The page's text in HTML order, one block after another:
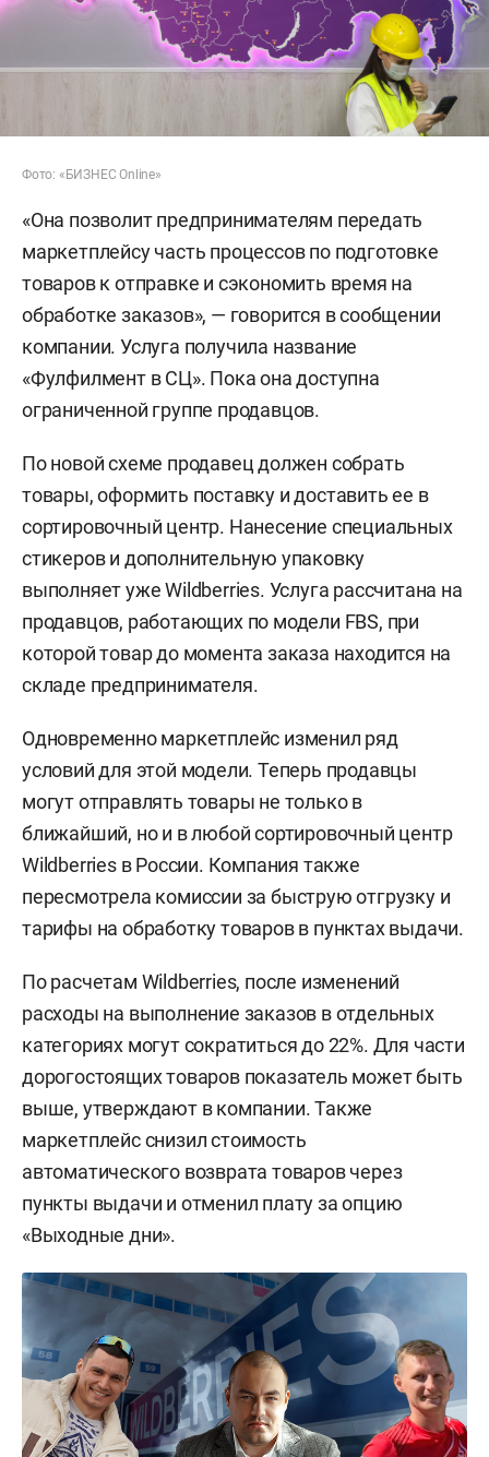
Фото: «БИЗНЕС Online»
«Она позволит предпринимателям передать
маркетплейсу часть процессов по подготовке
товаров к отправке и сэкономить время на
обработке заказов», — говорится в сообщении
компании. Услуга получила название
«Фулфилмент в СЦ». Пока она доступна
ограниченной группе продавцов.
По новой схеме продавец должен собрать
товары, оформить поставку и доставить ее в
сортировочный центр. Нанесение специальных
стикеров и дополнительную упаковку
выполняет уже Wildberries. Услуга рассчитана на
продавцов, работающих по модели FBS, при
которой товар до момента заказа находится на
складе предпринимателя.
Одновременно маркетплейс изменил ряд
условий для этой модели. Теперь продавцы
могут отправлять товары не только в
ближайший, но и в любой сортировочный центр
Wildberries в России. Компания также
пересмотрела комиссии за быструю отгрузку и
тарифы на обработку товаров в пунктах выдачи.
По расчетам Wildberries, после изменений
расходы на выполнение заказов в отдельных
категориях могут сократиться до 22%. Для части
дорогостоящих товаров показатель может быть
выше, утверждают в компании. Также
маркетплейс снизил стоимость
автоматического возврата товаров через
пункты выдачи и отменил плату за опцию
«Выходные дни».